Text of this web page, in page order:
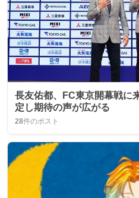
長友佑都、FC東京開幕戦
定し期待の声が広がる
28件のポスト